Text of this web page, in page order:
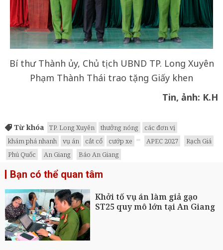
Bí thư Thành ủy, Chủ tịch UBND TP. Long Xuyên
Phạm Thành Thái trao tặng Giấy khen
Tin, ảnh: K.H
Từ khóa TP. Long Xuyên thưởng nóng
các đơn vị
khám phá nhanh
vụ án cắt cổ cướp xe APEC 2027
Rạch Giá
Phú Quốc
An Giang Báo An Giang
Bạn có thể quan tâm
Khởi tố vụ án làm giả gạo
ST25 quy mô lớn tại An Giang